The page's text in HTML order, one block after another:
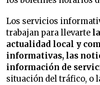
Los servicios
trabajan para llevarte
actualidad local y
informativas, las
información de
situación del tráfico, o